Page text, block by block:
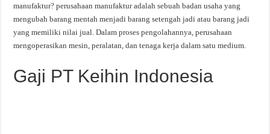
manufaktur? perusahaan manufaktur adalah sebuah badan usaha yang
mengubah barang mentah menjadi barang setengah jadi atau barang jadi
yang memiliki nilai jual. Dalam proses pengolahannya, perusahaan
mengoperasikan mesin, peralatan, dan tenaga kerja dalam satu medium.
Gaji PT Keihin Indonesia